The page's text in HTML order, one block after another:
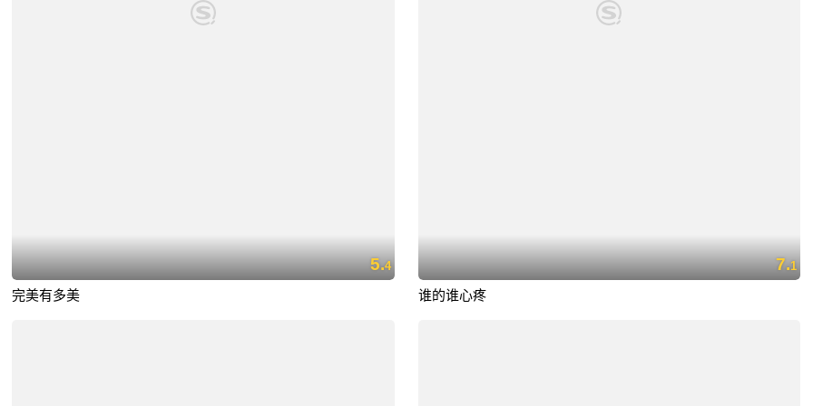
5.4
完美有多美
7.1
谁的谁心疼